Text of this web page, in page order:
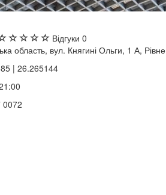
Відгуки 0
область, вул. Княгині Ольги, 1 А, Рівне
| 26.265144
0072